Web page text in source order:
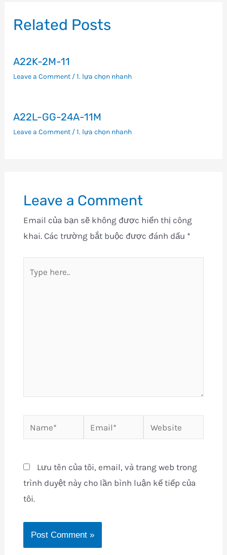
viết
Related Posts
A22K-2M-11
Leave a Comment /1. lựa chọn nhanh
A22L-GG-24A-11M
Leave a Comment /1. lựa chọn nhanh
Leave a Comment
Email của bạn sẽ không được hiển thị công
khai. Các trường bắt buộc được đánh dấu *
here..
Email* Website
Lưu tên của tôi, email, và trang web trong
trình duyệt này cho lần bình luận kế tiếp của
tôi.